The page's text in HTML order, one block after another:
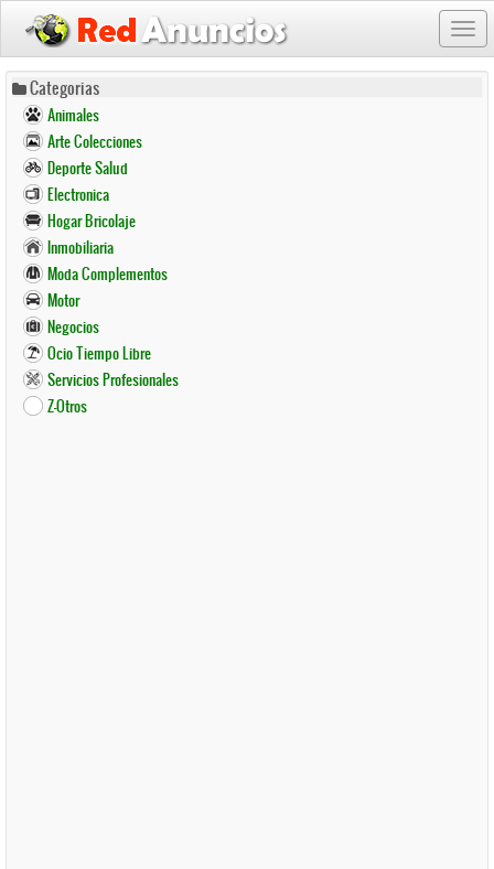
Pasar
contenido
principal
Categorias
Animales
Arte Colecciones
Deporte Salud
Electronica
Hogar Bricolaje
Inmobiliaria
Moda Complementos
Motor
Negocios
Ocio Tiempo Libre
Servicios Profesionales
Z-Otros